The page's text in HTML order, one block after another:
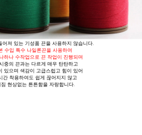
어져 있는 기성품 끈을 사용하지 않습니다.
수입 특수 나일론끈을 사용하여
하나 수작업으로 끈 작업이 진행되며
중의 끈과는 다르게 매우 탄탄하고
있으며 색감이 고급스럽고 힘이 있어
간 착용하여도 쉽게 끊어지지 않고
현상없는 튼튼함을 자랑합니다.